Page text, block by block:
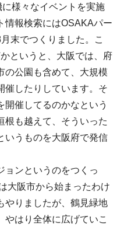
様々なイベントを実施
情報検索にはOSAKAパー
末でつくりました。こ
というと、大阪では、府
の公園も含めて、大規模
催したりしています。そ
開催してるのかなという
根も越えて、そういった
いうものを大阪府で発信
ョンというのをつくっ
大阪市から始まったわけ
やりましたが、鶴見緑地
やはり全体に広げていこ